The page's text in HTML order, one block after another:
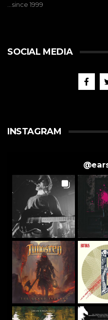
…since 1999
SOCIAL MEDIA
INSTAGRAM
@